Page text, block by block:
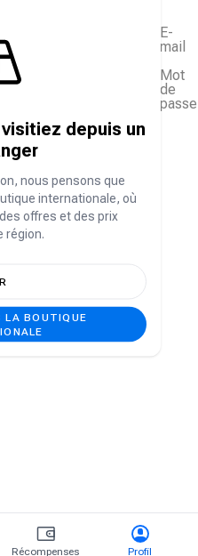
Récompenses Profil
E-
mail
Mot
de
passe
depuis un
nous pensons que
internationale, où
offres et des prix
région.
LA BOUTIQUE